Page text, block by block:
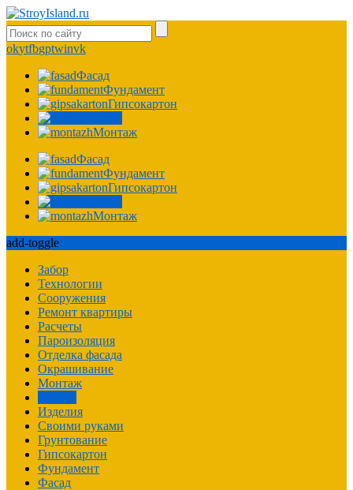
okytfbgptwinvk
Фасад
Фундамент
Гипсокартон
Монтаж
Фасад
Фундамент
Гипсокартон
Монтаж
add-toggle
Забор
Технологии
Сооружения
Ремонт квартиры
Расчеты
Пароизоляция
Отделка фасада
Окрашивание
Монтаж
Изделия
Своими руками
Грунтование
Гипсокартон
Фундамент
Фасад